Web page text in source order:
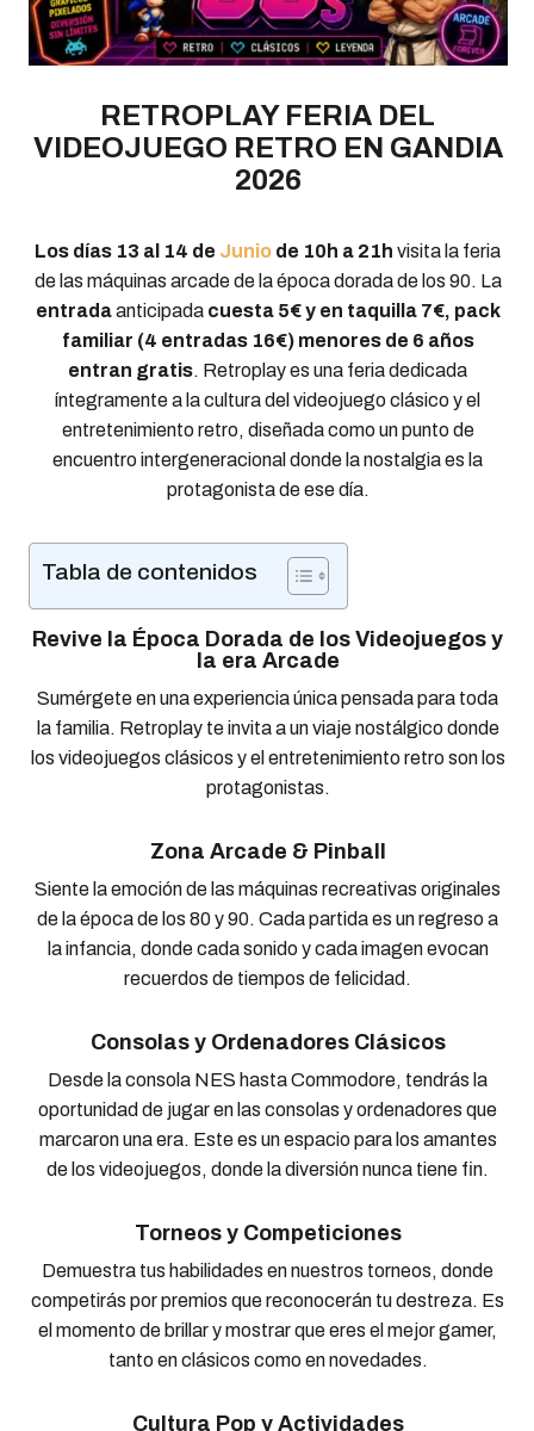
RETROPLAY FERIA DEL
VIDEOJUEGO RETRO EN GANDIA
2026
Los días 13 al 14 de Junio de 10h a 21h visita la feria
de las máquinas arcade de la época dorada de los 90. La
entradaanticipada cuesta 5€ y en taquilla 7€, pack
familiar (4 entradas 16€) menores de 6 años
entran gratis. Retroplay es una feria dedicada
íntegramente a la cultura del videojuego clásico y el
entretenimiento retro, diseñada como un punto de
encuentro intergeneracional donde la nostalgia es la
protagonista de ese día.
Tabla de contenidos
Revive la Época Dorada de los Videojuegos y
la era Arcade
Sumérgete en una experiencia única pensada para toda
la familia. Retroplay te invita a un viaje nostálgico donde
los videojuegos clásicos y el entretenimiento retro son los
protagonistas.
Zona Arcade & Pinball
Siente la emoción de las máquinas recreativas originales
de la época de los 80 y 90. Cada partida es un regreso a
la infancia, donde cada sonido y cada imagen evocan
recuerdos de tiempos de felicidad.
Consolas y Ordenadores Clásicos
Desde la consola NES hasta Commodore, tendrás la
oportunidad de jugar en las consolas y ordenadores que
marcaron una era. Este es un espacio para los amantes
de los videojuegos, donde la diversión nunca tiene fin.
Torneos y Competiciones
Demuestra tus habilidades en nuestros torneos, donde
competirás por premios que reconocerán tu destreza. Es
el momento de brillar y mostrar que eres el mejor gamer,
tanto en clásicos como en novedades.
Cultura Pop y Actividades